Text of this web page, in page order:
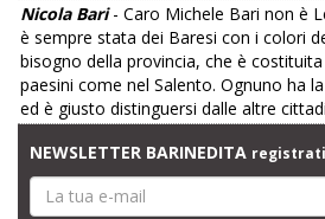
Nicola Bari- Caro Michele Bari non è
è sempre stata dei Baresi con i colori
bisogno della provincia, che è
paesini come nel Salento. Ognuno ha
ed è giusto distinguersi dalle altre
NEWSLETTER BARINEDITA registrati